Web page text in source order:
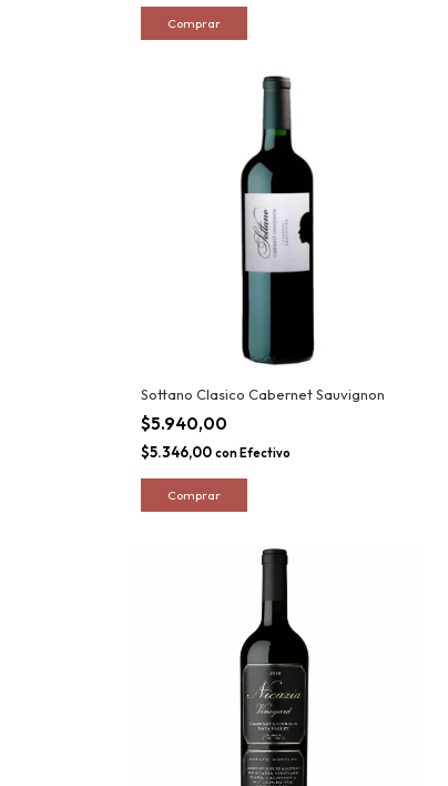
Sottano Clasico Cabernet Sauvignon
$5.940,00
$5.346,00 con Efectivo